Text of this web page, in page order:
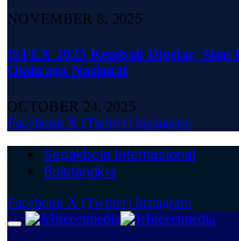
NOVEMBER 8, 2025
ISFEX 2025 Kembali Digelar, Siap
Olahraga Nasional
OCTOBER 24, 2025
Facebook X (Twitter) Instagram
Sepakbola Internasional
Bulutangkis
Facebook X (Twitter) Instagram